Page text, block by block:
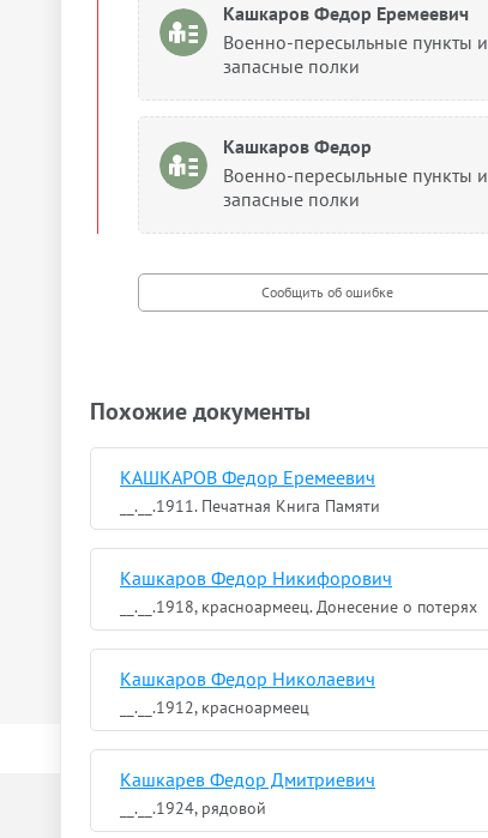
Кашкаров Федор Еремеевич
Военно-пересыльные пункты и
запасные полки
Кашкаров Федор
Военно-пересыльные пункты и
запасные полки
Похожие документы
КАШКАРОВ Федор Еремеевич
__.__.1911. Печатная Книга Памяти
Кашкаров Федор Никифорович
__.__.1918, красноармеец. Донесение о потерях
Кашкаров Федор Николаевич
__.__.1912, красноармеец
Кашкарев Федор Дмитриевич
__.__.1924, рядовой